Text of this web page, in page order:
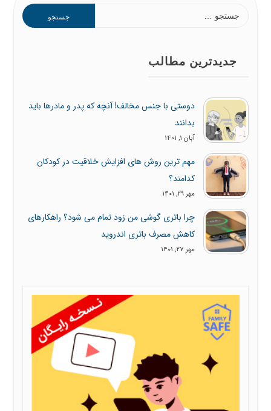
برای:
جدیدترین مطالب
دوستی با جنس مخالف! آنچه که پدر و مادرها باید
بدانند
آبان 1, 1401
مهم ترین روش های افزایش خلاقیت در کودکان
کدامند؟
مهر 29, 1401
چرا باتری گوشی من زود تمام می شود؟ راهکارهای
کاهش مصرف باتری اندروید
مهر 27, 1401